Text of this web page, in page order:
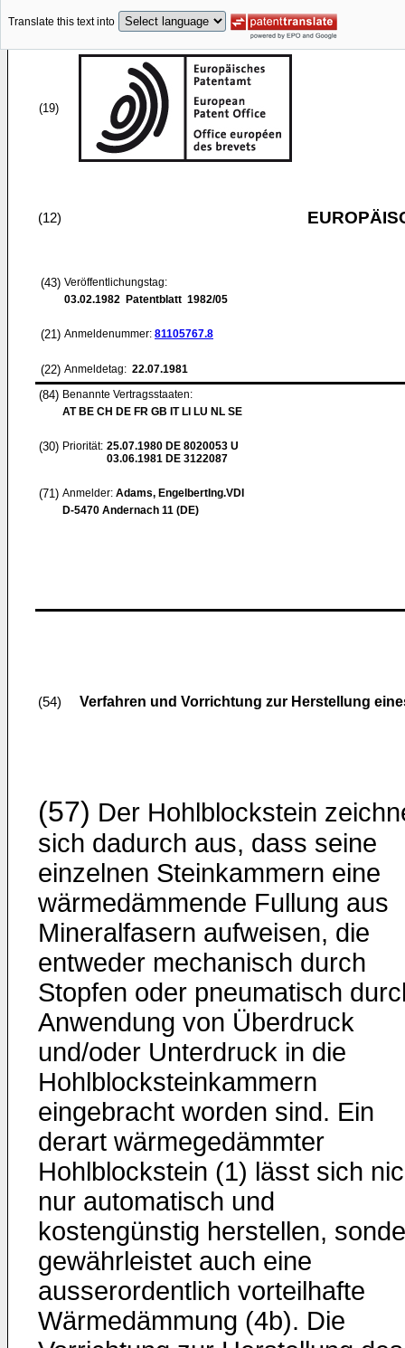
Translate this text into
(19)
(12)
(43) Veröffentlichungstag:
03.02.1982 Patentblatt 1982/05
(21) Anmeldenummer: 81105767.8
(22) Anmeldetag: 22.07.1981
(84) Benannte Vertragsstaaten:
AT BE CH DE FR GB IT LI LU NL SE
(30) Priorität: 25.07.1980 DE 8020053 U
03.06.1981 DE 3122087
(71) Anmelder: Adams, EngelbertIng.VDI
D-5470 Andernach 11 (DE)
(54) Verfahren und Vorrichtung zur Herstellung
(57) Der Hohlblockstein
sich dadurch aus, dass seine
einzelnen Steinkammern eine
wärmedämmende Fullung aus
Mineralfasern aufweisen, die
entweder mechanisch durch
Stopfen oder pneumatisch
Anwendung von Überdruck
und/oder Unterdruck in die
Hohlblocksteinkammern
eingebracht worden sind. Ein
derart wärmegedämmter
Hohlblockstein (1) lässt sich
nur automatisch und
kostengünstig herstellen,
gewährleistet auch eine
ausserordentlich vorteilhafte
Wärmedämmung (4b). Die